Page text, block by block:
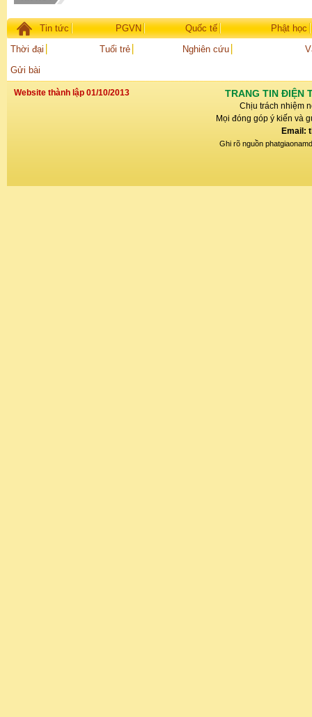
Tin tức PGVN Quốc tế
Phật học
Thời đại
Tuổi trẻ Nghiên cứu
Gửi bài
Website thành lập 01/10/2013 TRANG TIN ĐIỆN
Chịu trách nhiệm
Mọi đóng góp ý kiến và
Email:
Ghi rõ nguồn